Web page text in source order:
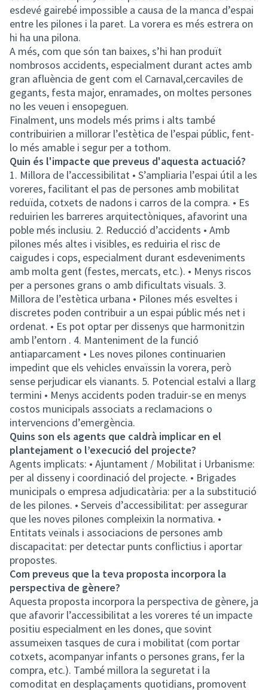
esdevé gairebé impossible a causa de la manca d’espai
entre les pilones i la paret. La vorera es més estrera on
hi ha una pilona.
A més, com que són tan baixes, s’hi han produït
nombrosos accidents, especialment durant actes amb
gran afluència de gent com el Carnaval,cercaviles de
gegants, festa major, enramades, on moltes persones
no les veuen i ensopeguen.
Finalment, uns models més prims i alts també
contribuirien a millorar l’estètica de l’espai públic, fent-
lo més amable i segur per a tothom.
Quin és l'impacte que preveus d'aquesta actuació?
1. Millora de l’accessibilitat • S’ampliaria l’espai útil a les
voreres, facilitant el pas de persones amb mobilitat
reduïda, cotxets de nadons i carros de la compra. • Es
reduirien les barreres arquitectòniques, afavorint una
poble més inclusiu. 2. Reducció d’accidents • Amb
pilones més altes i visibles, es reduiria el risc de
caigudes i cops, especialment durant esdeveniments
amb molta gent (festes, mercats, etc.). • Menys riscos
per a persones grans o amb dificultats visuals. 3.
Millora de l’estètica urbana • Pilones més esveltes i
discretes poden contribuir a un espai públic més net i
ordenat. • Es pot optar per dissenys que harmonitzin
amb l’entorn . 4. Manteniment de la funció
antiaparcament • Les noves pilones continuarien
impedint que els vehicles envaïssin la vorera, però
sense perjudicar els vianants. 5. Potencial estalvi a llarg
termini • Menys accidents poden traduir-se en menys
costos municipals associats a reclamacions o
intervencions d’emergència.
Quins son els agents que caldrà implicar en el
plantejament o l’execució del projecte?
Agents implicats: • Ajuntament / Mobilitat i Urbanisme:
per al disseny i coordinació del projecte. • Brigades
municipals o empresa adjudicatària: per a la substitució
de les pilones. • Serveis d’accessibilitat: per assegurar
que les noves pilones compleixin la normativa. •
Entitats veïnals i associacions de persones amb
discapacitat: per detectar punts conflictius i aportar
propostes.
Com preveus que la teva proposta incorpora la
perspectiva de gènere?
Aquesta proposta incorpora la perspectiva de gènere, ja
que afavorir l’accessibilitat a les voreres té un impacte
positiu especialment en les dones, que sovint
assumeixen tasques de cura i mobilitat (com portar
cotxets, acompanyar infants o persones grans, fer la
compra, etc.). També millora la seguretat i la
comoditat en desplaçaments quotidians, promovent